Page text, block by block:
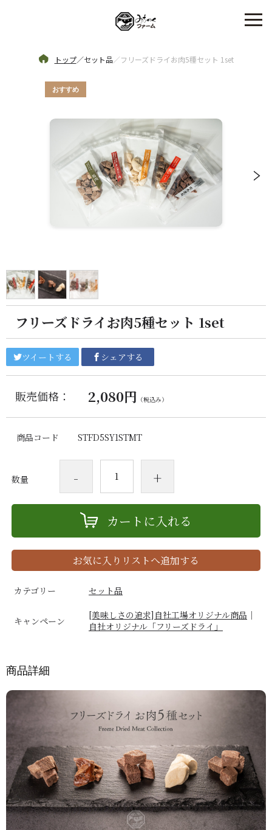
トップ／セット品／フリーズドライお肉5種セット 1set
フリーズドライお肉5種セット 1set
ツイートする シェアする
販売価格： 2,080円 （税込み）
商品コード STFD5SY1STMT
数量 - +
カートに入れる
お気に入りリストへ追加する
カテゴリー セット品
キャンペーン [美味しさの追求]自社工場オリジナル商品 ｜
自社オリジナル「フリーズドライ」
商品詳細